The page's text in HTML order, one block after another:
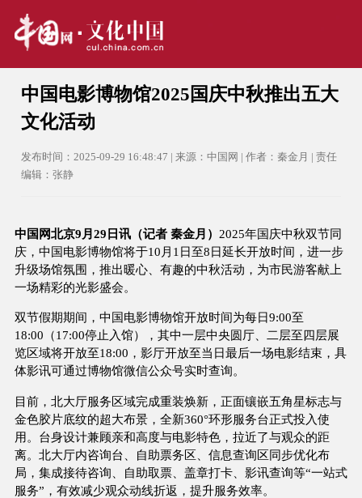
中国电影博物馆2025国庆中秋推出五大
文化活动
发布时间：2025-09-29 16:48:47 | 来源：中国网 | 作者：秦金月 | 责任
编辑：张静
中国网北京9月29日讯（记者 秦金月） 2025年国庆中秋双节同
庆，中国电影博物馆将于10月1日至8日延长开放时间，进一步
升级场馆氛围，推出暖心、有趣的中秋活动，为市民游客献上
一场精彩的光影盛会。
双节假期期间，中国电影博物馆开放时间为每日9:00至
18:00（17:00停止入馆），其中一层中央圆厅、二层至四层展
览区域将开放至18:00，影厅开放至当日最后一场电影结束，具
体影讯可通过博物馆微信公众号实时查询。
目前，北大厅服务区域完成重装焕新，正面镶嵌五角星标志与
金色胶片底纹的超大布景，全新360°环形服务台正式投入使
用。台身设计兼顾亲和高度与电影特色，拉近了与观众的距
离。北大厅内咨询台、自助票务区、信息查询区同步优化布
局，集成接待咨询、自助取票、盖章打卡、影讯查询等“一站式
服务”，有效减少观众动线折返，提升服务效率。